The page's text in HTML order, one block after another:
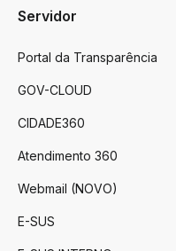
Servidor
Portal da Transparência
GOV-CLOUD
CIDADE360
Atendimento 360
Webmail (NOVO)
E-SUS